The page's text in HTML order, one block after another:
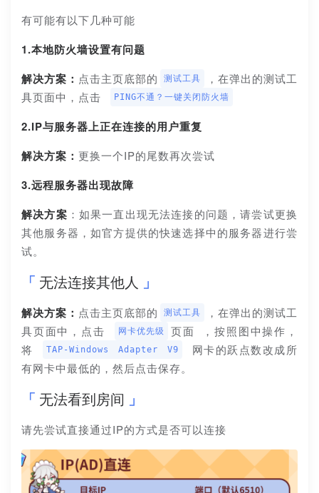
有可能有以下几种可能
1.本地防火墙设置有问题
解决方案： 点击主页底部的 测试工具
，在弹出的测试工
具页面中，点击
PING不通？一键关闭防火墙
2.IP与服务器上正在连接的用户重复
解决方案： 更换一个IP的尾数再次尝试
3.远程服务器出现故障
解决方案 ：如果一直出现无法连接的问题，请尝试更换
其他服务器，如官方提供的快速选择中的服务器进行尝
试。
无法连接其他人
解决方案： 点击主页底部的 测试工具
，在弹出的测试工
具页面中，点击
网卡优先级
页面 ，按照图中操作，
将
TAP-Windows Adapter V9
网卡的跃点数改成所
有网卡中最低的，然后点击保存。
无法看到房间
请先尝试直接通过IP的方式是否可以连接